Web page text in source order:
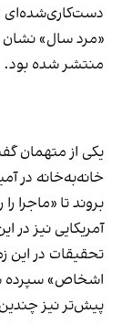
دست‌کاری‌شده‌ای
«مرد سال» نشان
منتشر شده بود.
یکی از متهمان
خانه‌به‌خانه در
بروند تا «ماجرا
آمریکایی نیز در
تحقیقات در این
اشخاص»
پیش‌تر نیز